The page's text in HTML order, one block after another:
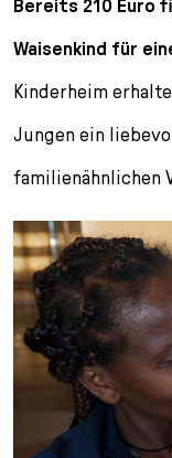
Bereits 210 Euro
Waisenkind für
Kinderheim
Jungen ein
familienähnlichen